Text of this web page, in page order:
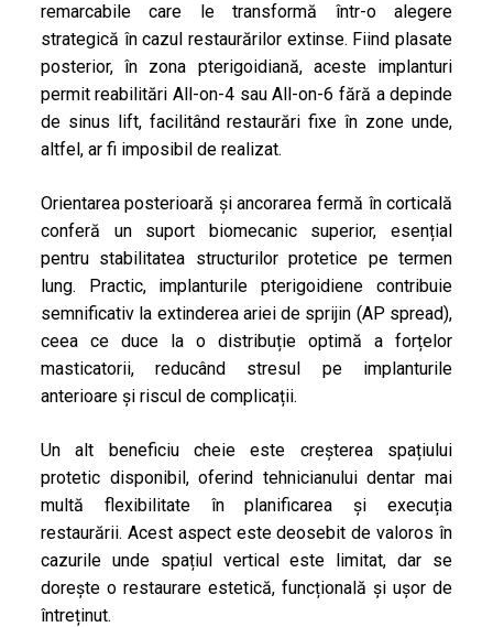
remarcabile care le transformă într-o alegere
strategică în cazul restaurărilor extinse. Fiind plasate
posterior, în zona pterigoidiană, aceste implanturi
permit reabilitări All-on-4 sau All-on-6 fără a depinde
de sinus lift, facilitând restaurări fixe în zone unde,
altfel, ar fi imposibil de realizat.
Orientarea posterioară și ancorarea fermă în corticală
conferă un suport biomecanic superior, esențial
pentru stabilitatea structurilor protetice pe termen
lung. Practic, implanturile pterigoidiene contribuie
semnificativ la extinderea ariei de sprijin (AP spread),
ceea ce duce la o distribuție optimă a forțelor
masticatorii, reducând stresul pe implanturile
anterioare și riscul de complicații.
Un alt beneficiu cheie este creșterea spațiului
protetic disponibil, oferind tehnicianului dentar mai
multă flexibilitate în planificarea și execuția
restaurării. Acest aspect este deosebit de valoros în
cazurile unde spațiul vertical este limitat, dar se
dorește o restaurare estetică, funcțională și ușor de
întreținut.